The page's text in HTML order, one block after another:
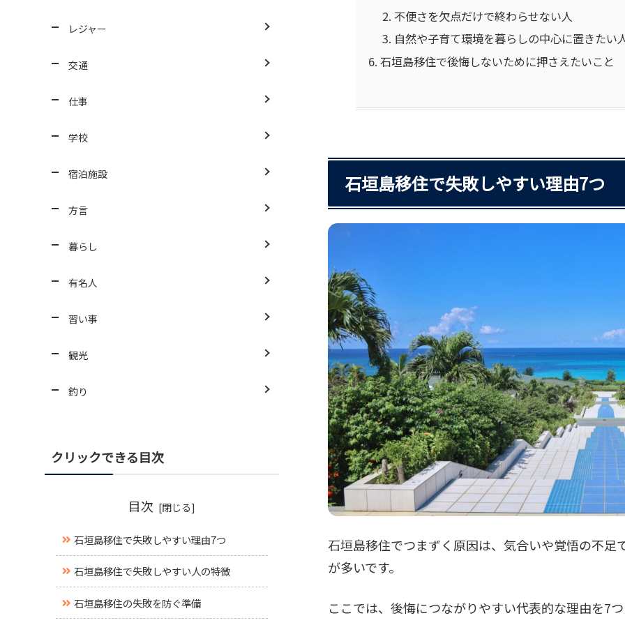
不便さを欠点だけで終わらせない人
自然や子育て環境を暮らしの中心に置きたい
石垣島移住で後悔しないために押さえたいこと
石垣島移住で失敗しやすい理由7つ
石垣島移住でつまずく原因は、気合いや覚悟の不
が多いです。
ここでは、後悔につながりやすい代表的な理由を7
レジャー
交通
仕事
学校
宿泊施設
方言
暮らし
有名人
習い事
観光
釣り
クリックできる目次
目次
石垣島移住で失敗しやすい理由7つ
石垣島移住で失敗しやすい人の特徴
石垣島移住の失敗を防ぐ準備